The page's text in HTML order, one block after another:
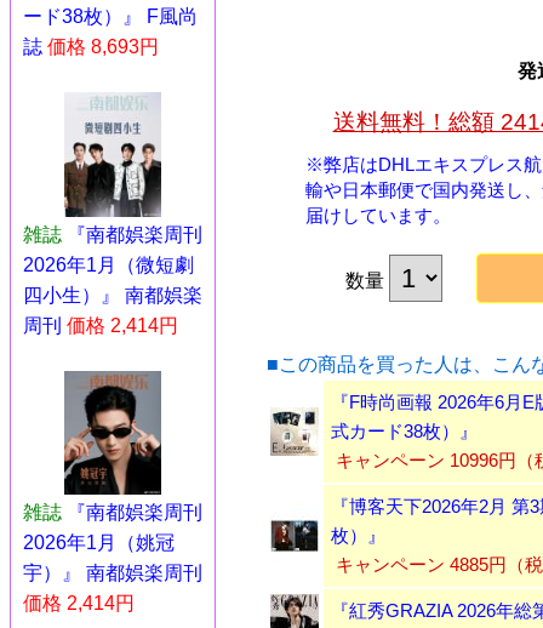
ード38枚）』 F風尚
誌 価格 8,693円
雑誌
『南都娯楽周刊
2026年1月（微短劇
四小生）』 南都娯楽
周刊 価格 2,414円
雑誌
『南都娯楽周刊
2026年1月（姚冠
宇）』 南都娯楽周刊
価格 2,414円
発
送料無料！総額
※弊店はDHLエキスプレス
輸や日本郵便で国内発送し
届けしています。
数量
■この商品を買った人は、こん
『F時尚画報 2026年6月
式カード38枚）』
キャンペーン 10996円（
『博客天下2026年2月
枚）』
キャンペーン 4885円（
『紅秀GRAZIA 2026年